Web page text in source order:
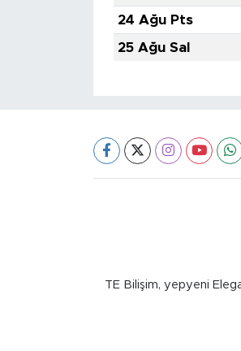
24 Ağu Pts
25 Ağu Sal
TE Bilişim, yepyeni